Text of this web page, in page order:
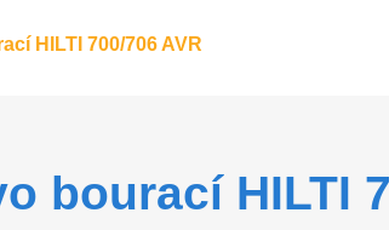
HILTI 700/706 AVR
bourací HILTI